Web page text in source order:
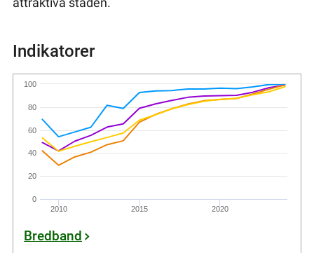
Indikatorer
2010 2015 2020
0
20
40
60
80
100
Bredband